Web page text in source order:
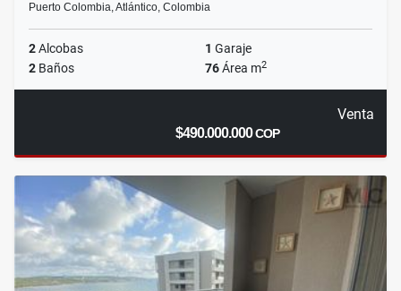
Puerto Colombia, Atlántico, Colombia
2Alcobas 1 Garaje
2 Baños 76Área m2
Venta
$490.000.000COP